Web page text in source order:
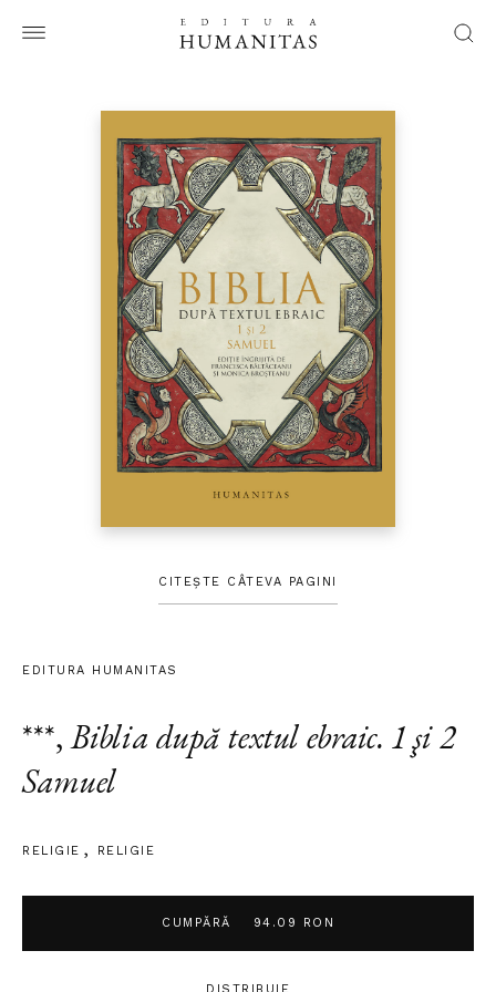
CITEȘTE CÂTEVA PAGINI
EDITURA HUMANITAS
***,Biblia după textul ebraic. 1 şi 2
Samuel
RELIGIE RELIGIE
DISTRIBUIE
CUMPĂRĂ 94.09 RON